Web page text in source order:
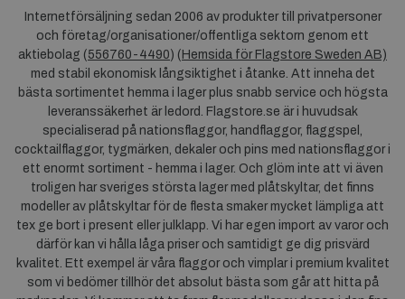
Internetförsäljning sedan 2006 av produkter till privatpersoner
och företag/organisationer/offentliga sektorn genom ett
aktiebolag (556760-4490) ( Hemsida för Flagstore Sweden AB)
med stabil ekonomisk långsiktighet i åtanke. Att inneha det
bästa sortimentet hemma i lager plus snabb service och högsta
leveranssäkerhet är ledord. Flagstore.se är i huvudsak
specialiserad på nationsflaggor, handflaggor, flaggspel,
cocktailflaggor, tygmärken, dekaler och pins med nationsflaggor i
ett enormt sortiment - hemma i lager. Och glöm inte att vi även
troligen har sveriges största lager med plåtskyltar, det finns
modeller av plåtskyltar för de flesta smaker mycket lämpliga att
tex ge bort i present eller julklapp. Vi har egen import av varor och
därför kan vi hålla låga priser och samtidigt ge dig prisvärd
kvalitet. Ett exempel är våra flaggor och vimplar i premium kvalitet
som vi bedömer tillhör det absolut bästa som går att hitta på